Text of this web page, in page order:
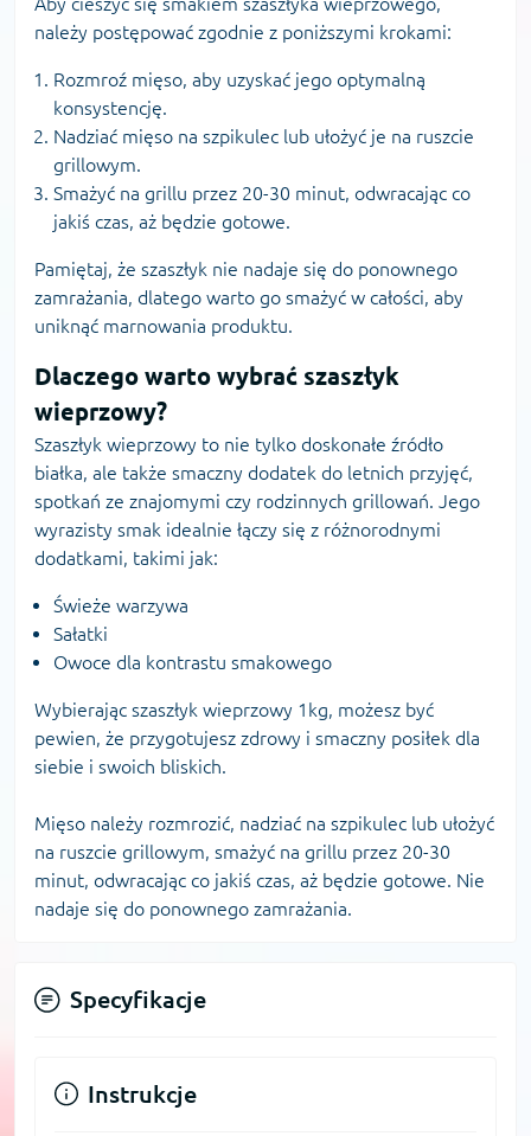
należy postępować zgodnie z poniższymi krokami:
Rozmroź mięso, aby uzyskać jego optymalną
konsystencję.
Nadziać mięso na szpikulec lub ułożyć je na ruszcie
grillowym.
Smażyć na grillu przez 20-30 minut, odwracając co
jakiś czas, aż będzie gotowe.
Pamiętaj, że szaszłyk nie nadaje się do ponownego
zamrażania, dlatego warto go smażyć w całości, aby
uniknąć marnowania produktu.
Dlaczego warto wybrać szaszłyk
wieprzowy?
Szaszłyk wieprzowy to nie tylko doskonałe źródło
białka, ale także smaczny dodatek do letnich przyjęć,
spotkań ze znajomymi czy rodzinnych grillowań. Jego
wyrazisty smak idealnie łączy się z różnorodnymi
dodatkami, takimi jak:
Świeże warzywa
Sałatki
Owoce dla kontrastu smakowego
Wybierając szaszłyk wieprzowy 1kg, możesz być
pewien, że przygotujesz zdrowy i smaczny posiłek dla
siebie i swoich bliskich.
Mięso należy rozmrozić, nadziać na szpikulec lub ułożyć
na ruszcie grillowym, smażyć na grillu przez 20-30
minut, odwracając co jakiś czas, aż będzie gotowe. Nie
nadaje się do ponownego zamrażania.
Specyfikacje
Instrukcje